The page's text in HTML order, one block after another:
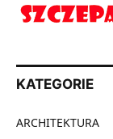
KATEGORIE
ARCHITEKTURA